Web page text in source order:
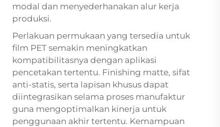
modal dan menyederhanakan alur kerja
produksi.
Perlakuan permukaan yang tersedia untuk
film PET semakin meningkatkan
kompatibilitasnya dengan aplikasi
pencetakan tertentu. Finishing matte, sifat
anti-statis, serta lapisan khusus dapat
diintegrasikan selama proses manufaktur
guna mengoptimalkan kinerja untuk
penggunaan akhir tertentu. Kemampuan